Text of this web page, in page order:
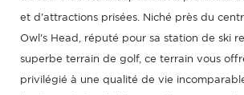
et d'attractions prisées. Niché près du
Owl's Head, réputé pour sa station de ski
superbe terrain de golf, ce terrain vous
privilégié à une qualité de vie